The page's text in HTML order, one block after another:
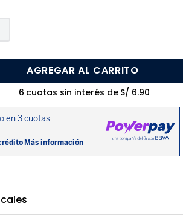
AGREGAR AL CARRITO
6 cuotas sin interés de S/ 6.90